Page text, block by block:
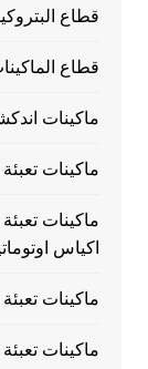
قطاع
قطاع
ماكينات
ماكينات
ماكينات
اكياس
ماكينات
ماكينات